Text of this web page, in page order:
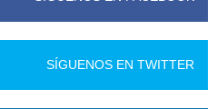
SÍGUENOS EN TWITTER